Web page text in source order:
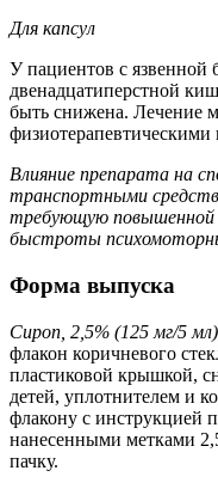
Для капсул
У пациентов с язвенной
двенадцатиперстной
быть снижена. Лечение
физиотерапевтическими
Влияние препарата на
транспортными
требующую повышенной
быстроты
Форма выпуска
Сироп, 2,5% (125 мг/5
флакон коричневого
пластиковой крышкой,
детей, уплотнителем и
флакону с инструкцией
нанесенными метками
пачку.